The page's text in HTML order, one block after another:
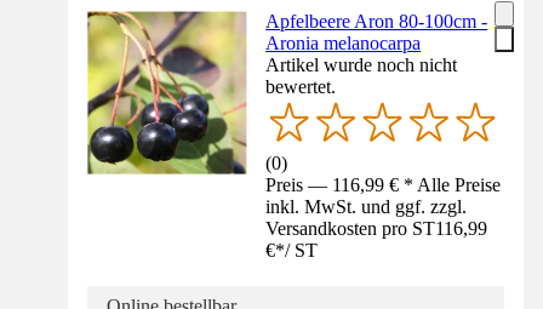
Apfelbeere Aron 80-100cm -
Aronia melanocarpa
Artikel wurde noch nicht
bewertet.
(0)
Preis — 116,99 € * Alle Preise
inkl. MwSt. und ggf. zzgl.
Versandkosten pro ST116,99
€*/ ST